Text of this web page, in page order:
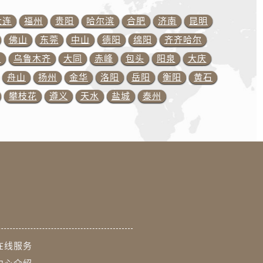
连
福州 贵阳 哈尔滨 合肥 济南
昆明
佛山
东莞 中山 德阳 绵阳
齐齐哈尔
乌鲁木齐 大同 赤峰 包头 阳泉
大庆
舟山
扬州 金华 洛阳 岳阳 衡阳
黄石
攀枝花
遵义 天水 盐城 泰州
线服务